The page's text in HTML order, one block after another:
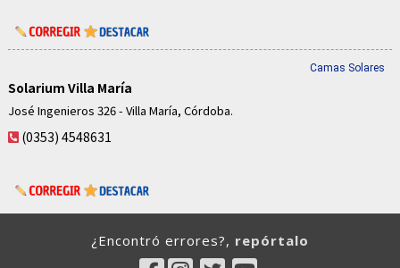
Camas Solares
Solarium Villa María
José Ingenieros 326 - Villa María, Córdoba.
(0353) 4548631
¿Encontró errores?, repórtalo